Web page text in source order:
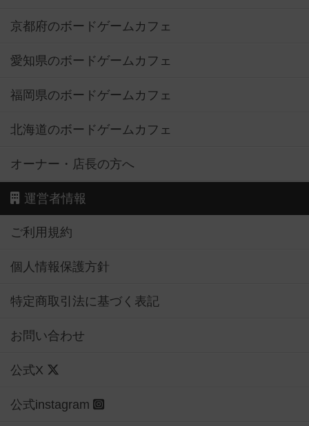
京都府のボードゲームカフェ
愛知県のボードゲームカフェ
福岡県のボードゲームカフェ
北海道のボードゲームカフェ
オーナー・店長の方へ
運営者情報
ご利用規約
個人情報保護方針
特定商取引法に基づく表記
お問い合わせ
公式X
公式instagram